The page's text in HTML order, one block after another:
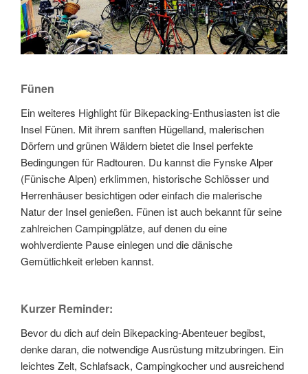
Fünen
Ein weiteres Highlight für Bikepacking-Enthusiasten ist die
Insel Fünen. Mit ihrem sanften Hügelland, malerischen
Dörfern und grünen Wäldern bietet die Insel perfekte
Bedingungen für Radtouren. Du kannst die Fynske Alper
(Fünische Alpen) erklimmen, historische Schlösser und
Herrenhäuser besichtigen oder einfach die malerische
Natur der Insel genießen. Fünen ist auch bekannt für seine
zahlreichen Campingplätze, auf denen du eine
wohlverdiente Pause einlegen und die dänische
Gemütlichkeit erleben kannst.
Kurzer Reminder:
Bevor du dich auf dein Bikepacking-Abenteuer begibst,
denke daran, die notwendige Ausrüstung mitzubringen. Ein
leichtes Zelt, Schlafsack, Campingkocher und ausreichend